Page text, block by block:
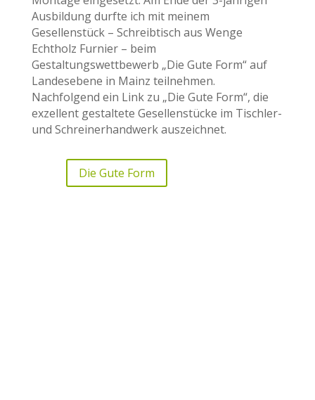
Ausbildung durfte ich mit meinem
Gesellenstück – Schreibtisch aus Wenge
Echtholz Furnier – beim
Gestaltungswettbewerb „Die Gute Form“ auf
Landesebene in Mainz teilnehmen.
Nachfolgend ein Link zu „Die Gute Form“, die
exzel­lent gestal­tete Gesellen­stücke im Tischler-
und Schreiner­hand­werk auszeichnet.
Die Gute Form